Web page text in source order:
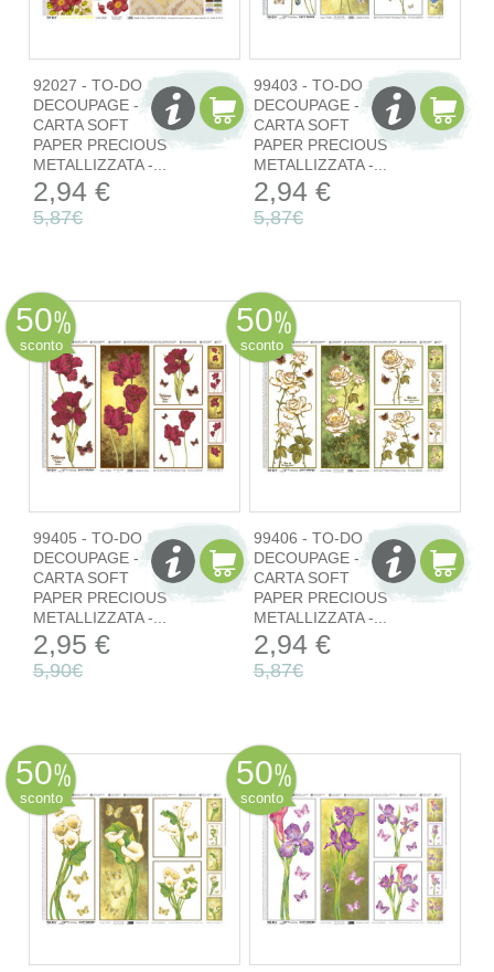
92027 - TO-DO
DECOUPAGE -
CARTA SOFT
PAPER PRECIOUS
METALLIZZATA -...
2,94 €
5,87€
99403 - TO-DO
DECOUPAGE -
CARTA SOFT
PAPER PRECIOUS
METALLIZZATA -...
2,94 €
5,87€
50
sconto
99405 - TO-DO
DECOUPAGE -
CARTA SOFT
PAPER PRECIOUS
METALLIZZATA -...
2,95 €
5,90€
50
sconto
99406 - TO-DO
DECOUPAGE -
CARTA SOFT
PAPER PRECIOUS
METALLIZZATA -...
2,94 €
5,87€
50
sconto
50
sconto